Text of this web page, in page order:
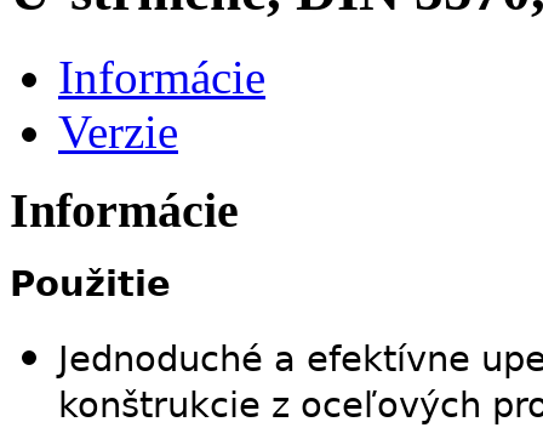
Informácie
Verzie
Informácie
Použitie
Jednoduché a efektívne
konštrukcie z oceľových